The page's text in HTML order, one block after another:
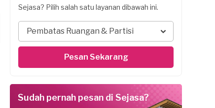
Sejasa? Pilih salah satu layanan dibawah ini.
Pembatas Ruangan & Partisi
Pesan Sekarang
Sudah pernah pesan di Sejasa?